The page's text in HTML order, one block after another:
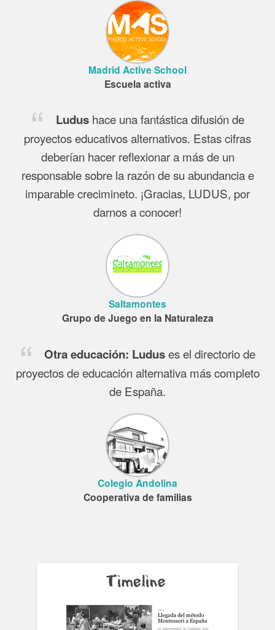
Madrid Active School
Escuela activa
Ludushace una fantástica difusión de
proyectos educativos alternativos. Estas cifras
deberían hacer reflexionar a más de un
responsable sobre la razón de su abundancia e
imparable crecimineto. ¡Gracias, LUDUS, por
darnos a conocer!
Saltamontes
Grupo de Juego en la Naturaleza
Otra educación: Luduses el directorio de
proyectos de educación alternativa más completo
de España.
Colegio Andolina
Cooperativa de familias